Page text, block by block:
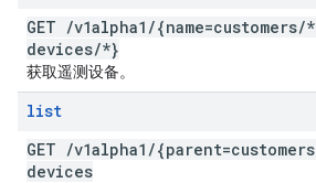
GET /v1alpha1 /{name=customers/*
devices/*}
获取遥测设备。
list
GET /v1alpha1 /{parent=customers
devices